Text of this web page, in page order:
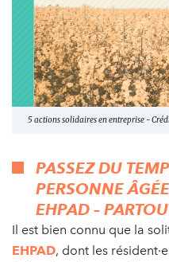
5 actions solidaires en entreprise -
PASSEZ DU
PERSONNE
EHPAD –
Il est bien connu que la
EHPAD, dont les